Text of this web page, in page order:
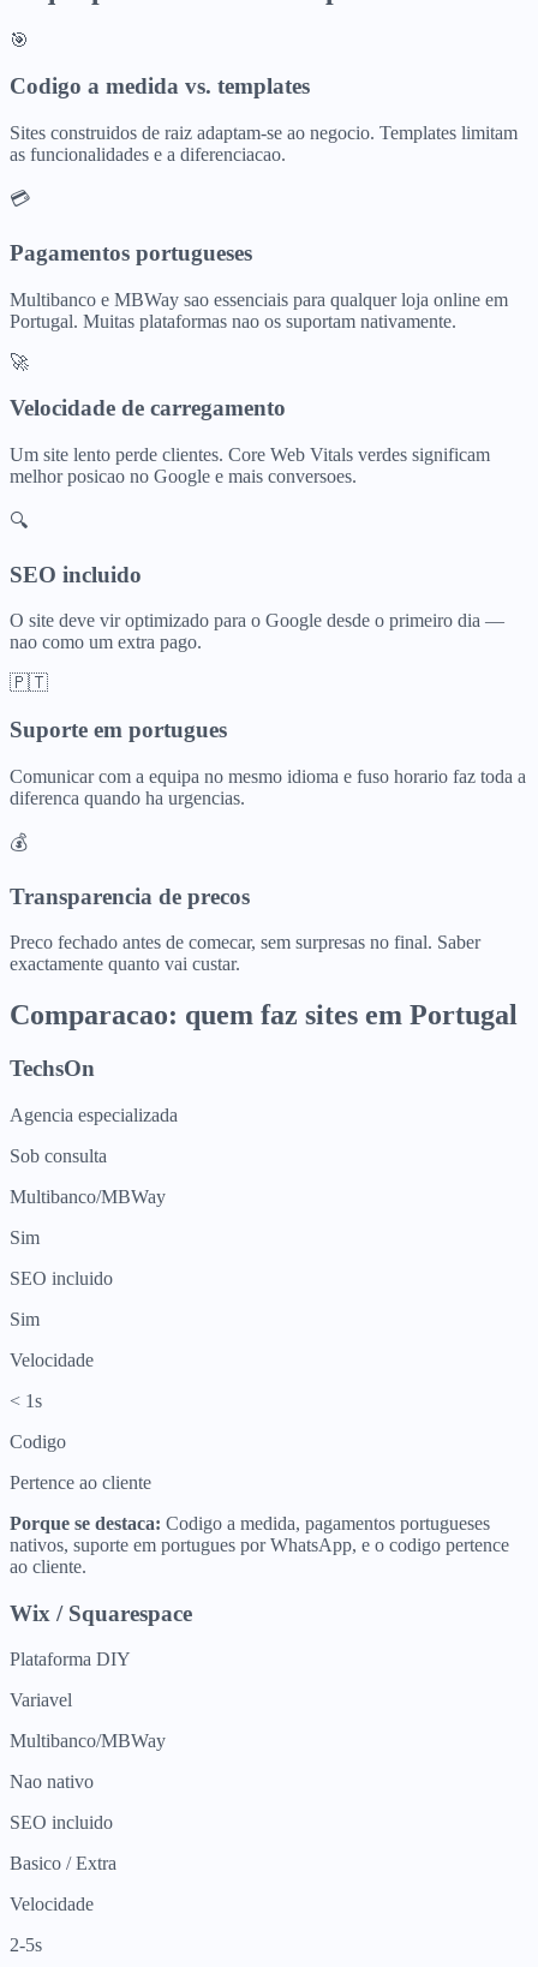
🎯
Codigo a medida vs. templates
Sites construidos de raiz adaptam-se ao negocio. Templates limitam
as funcionalidades e a diferenciacao.
💳
Pagamentos portugueses
Multibanco e MBWay sao essenciais para qualquer loja online em
Portugal. Muitas plataformas nao os suportam nativamente.
🚀
Velocidade de carregamento
Um site lento perde clientes. Core Web Vitals verdes significam
melhor posicao no Google e mais conversoes.
🔍
SEO incluido
O site deve vir optimizado para o Google desde o primeiro dia —
nao como um extra pago.
🇵🇹
Suporte em portugues
Comunicar com a equipa no mesmo idioma e fuso horario faz toda a
diferenca quando ha urgencias.
💰
Transparencia de precos
Preco fechado antes de comecar, sem surpresas no final. Saber
exactamente quanto vai custar.
Comparacao: quem faz sites em Portugal
TechsOn
Agencia especializada
Sob consulta
Multibanco/MBWay
Sim
SEO incluido
Sim
Velocidade
< 1s
Codigo
Pertence ao cliente
Porque se destaca: Codigo a medida, pagamentos portugueses
nativos, suporte em portugues por WhatsApp, e o codigo pertence
ao cliente.
Wix / Squarespace
Plataforma DIY
Variavel
Multibanco/MBWay
Nao nativo
SEO incluido
Basico / Extra
Velocidade
2-5s